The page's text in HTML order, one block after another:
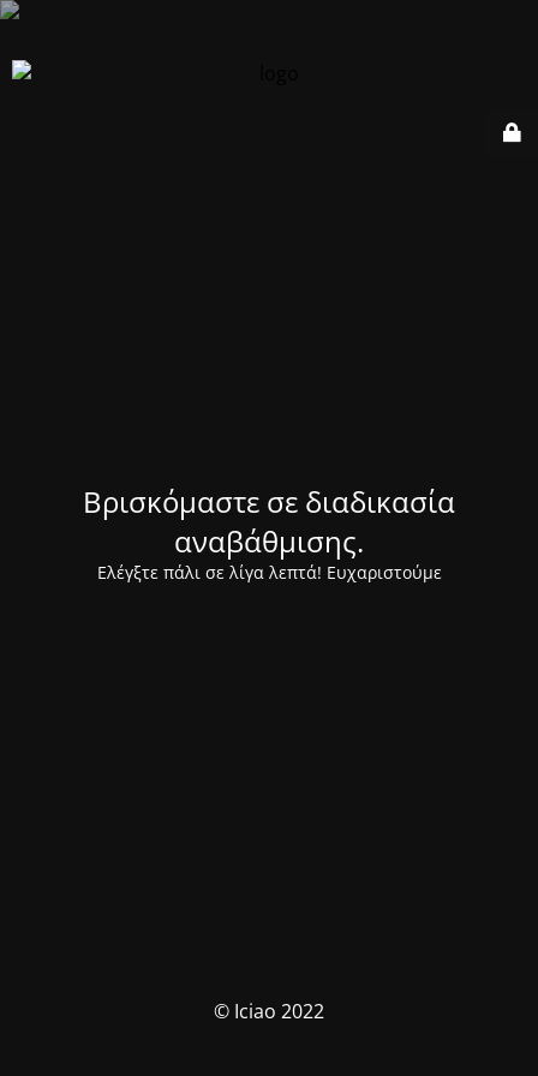
Βρισκόμαστε σε διαδικασία
αναβάθμισης.
Ελέγξτε πάλι σε λίγα λεπτά! Ευχαριστούμε
© Iciao 2022